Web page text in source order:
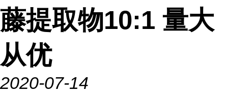
藤提取物10:1 量大
从优
2020-07-14